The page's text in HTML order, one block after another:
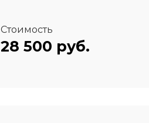
Стоимость
28 500 руб.